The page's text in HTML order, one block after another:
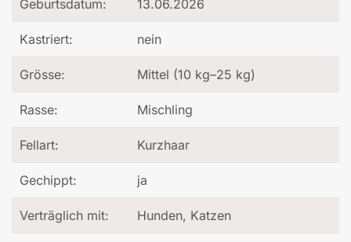
Geburtsdatum: 13.06.2026
Kastriert: nein
Grösse: Mittel (10 kg–25 kg)
Rasse: Mischling
Fellart: Kurzhaar
Gechippt: ja
Verträglich mit: Hunden, Katzen